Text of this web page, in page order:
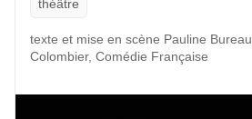
théâtre
texte et mise en scène Pauline Bureau
Colombier, Comédie Française